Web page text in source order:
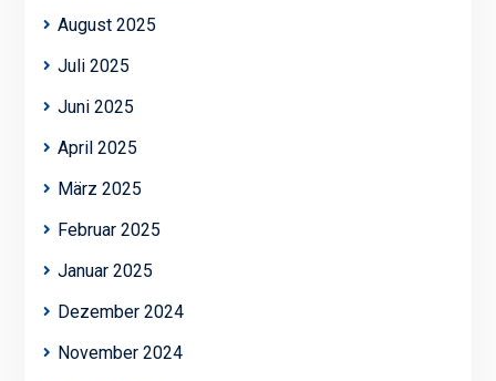
August 2025
Juli 2025
Juni 2025
April 2025
März 2025
Februar 2025
Januar 2025
Dezember 2024
November 2024